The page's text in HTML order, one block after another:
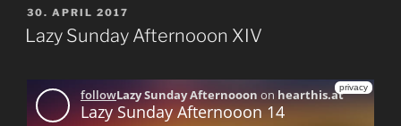
VERÖFFENTLICHT
AM
30. APRIL 2017
Lazy Sunday Afternooon XIV